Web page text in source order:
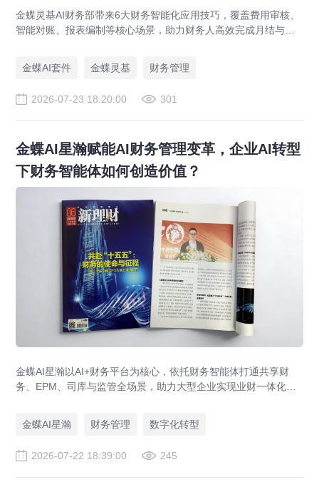
金蝶灵基AI财务部带来6大财务智能化应用技巧，覆盖费用审核、
智能对账、报表编制等核心场景，助力财务人高效完成月结与业
金蝶AI套件
金蝶灵基 财务管理
2026-07-23 18:20:00 301
金蝶AI星瀚赋能AI财务管理变革，企业AI转型
下财务智能体如何创造价值？
金蝶AI星瀚以AI+财务平台为核心，依托财务智能体打通共享财
务、EPM、司库与监管全场景，助力大型企业实现业财一体化与
局、华为、通威等领先企业的共同选择。
金蝶AI星瀚 财务管理 数字化转型
2026-07-22 18:39:00 245